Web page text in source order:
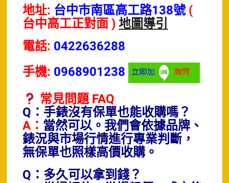
地址: 台中市南區高工路138號(
台中高工正對面 )地圖導引
電話: 0422636288
手機: 0968901238
常見問題 FAQ
Q：手錶沒有保單也能收購嗎？
A： 當然可以。我們會依據品牌、
錶況與市場行情進行專業判斷，
無保單也照樣高價收購。
Q：多久可以拿到錢？